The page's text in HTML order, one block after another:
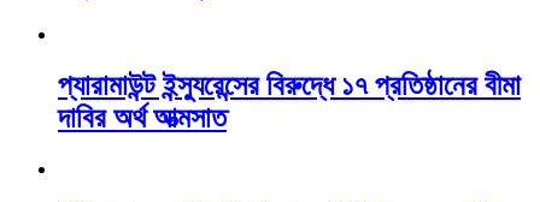
প্যারামাউন্ট ইন্স্যুরেন্সের বিরুদ্ধে ১৭ প্রতিষ্ঠানের বীমা
দাবির অর্থ আত্মসাত